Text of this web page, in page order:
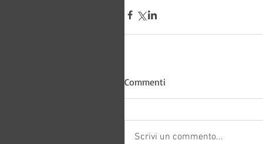
Commenti
Scrivi un commento...